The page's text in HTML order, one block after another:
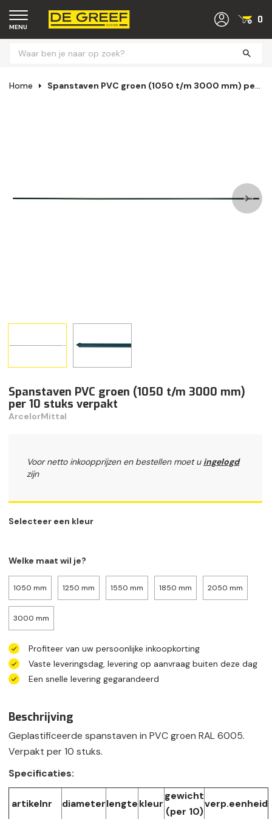
MENU
0
Home Spanstaven PVC groen (1050 t/m 3000 mm) per 10 stuks verpakt
Spanstaven PVC groen (1050 t/m 3000 mm)
per 10 stuks verpakt
ArcelorMittal
Voor netto inkoopprijzen en bestellen moet u ingelogd
zijn
Selecteer een kleur
Welke maat wil je?
1050 mm 1250 mm 1550 mm 1850 mm 2050 mm
3000 mm
Profiteer van uw persoonlijke inkoopkorting
Vaste leveringsdag, levering op aanvraag buiten deze dag
Een snelle levering gegarandeerd
Beschrijving
Geplastificeerde spanstaven in PVC groen RAL 6005.
Verpakt per 10 stuks.
Specificaties:
artikelnr diameterlengtekleur
gewicht
(per 10)
verp.eenheid